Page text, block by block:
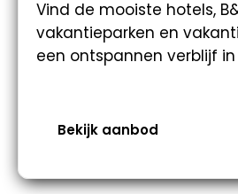
Vind de mooiste hotels,
vakantieparken en
een ontspannen verblijf in
Bekijk aanbod